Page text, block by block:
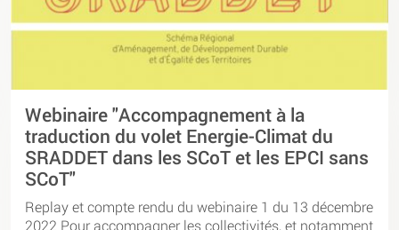
Webinaire "Accompagnement à la
traduction du volet Energie-Climat du
SRADDET dans les SCoT et les EPCI sans
SCoT"
Replay et compte rendu du webinaire 1 du 13 décembre
2022 Pour accompagner les collectivités, et notamment